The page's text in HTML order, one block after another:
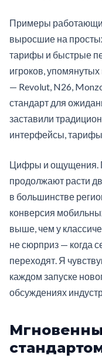
Примеры
выросшие на
тарифы и быстрые
игроков,
— Revolut, N26,
стандарт для
заставили
интерфейсы, тарифы
Цифры и ощущения.
продолжают расти
в большинстве
конверсия
выше, чем у
не сюрприз — когда
переходят. Я
каждом запуске
обсуждениях